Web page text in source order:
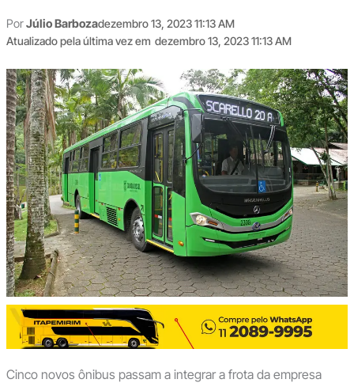
PorJúlio Barbozadezembro 13, 2023 11:13 AM
Atualizado pela última vez em dezembro 13, 2023 11:13 AM
Cinco novos ônibus passam a integrar a frota da empresa